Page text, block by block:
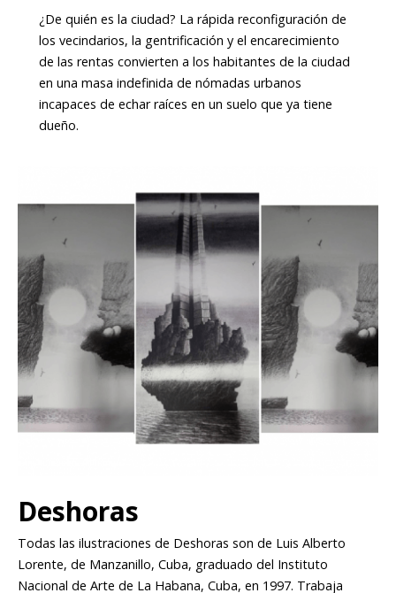
¿De quién es la ciudad? La rápida reconfiguración de
los vecindarios, la gentrificación y el encarecimiento
de las rentas convierten a los habitantes de la ciudad
en una masa indefinida de nómadas urbanos
incapaces de echar raíces en un suelo que ya tiene
dueño.
Deshoras
Todas las ilustraciones de Deshoras son de Luis Alberto
Lorente, de Manzanillo, Cuba, graduado del Instituto
Nacional de Arte de La Habana, Cuba, en 1997. Trabaja